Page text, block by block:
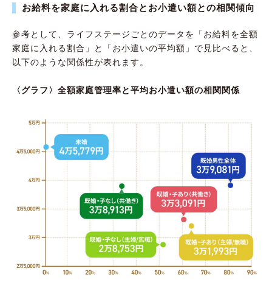
お給料を家庭に入れる割合とお小遣い額との相関傾向
参考として、ライフステージごとのデータを「お給料を全額
家庭に入れる割合」と「お小遣いの平均額」で見比べると、
以下のような関係性が表れます。
〈グラフ〉全額家庭管理率と平均お小遣い額の相関関係